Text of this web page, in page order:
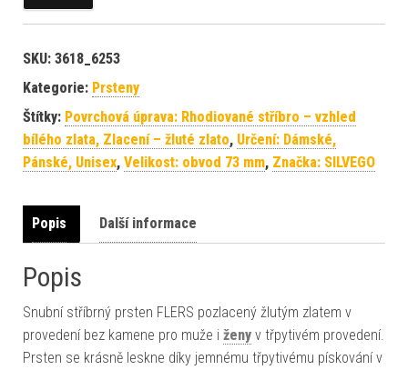
SKU: 3618_6253
Kategorie: Prsteny
Štítky: Povrchová úprava: Rhodiované stříbro – vzhled
bílého zlata, Zlacení – žluté zlato, Určení: Dámské,
Pánské, Unisex, Velikost: obvod 73 mm, Značka: SILVEGO
Popis Další informace
Popis
Snubní stříbrný prsten FLERS pozlacený žlutým zlatem v
provedení bez kamene pro muže i ženy v třpytivém provedení.
Prsten se krásně leskne díky jemnému třpytivému pískování v